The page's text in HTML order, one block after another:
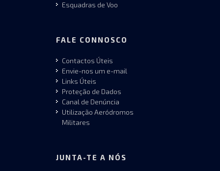
Esquadras de Voo
FALE CONNOSCO
Contactos Úteis
Envie-nos um e-mail
Links Úteis
Proteção de Dados
Canal de Denúncia
Utilização Aeródromos
Militares
JUNTA-TE A NÓS